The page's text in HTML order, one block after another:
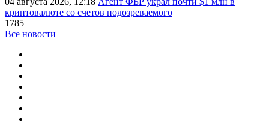
криптовалюте со счетов подозреваемого
1785
Все новости